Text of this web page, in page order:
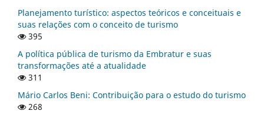
Planejamento turístico: aspectos teóricos e conceituais e
suas relações com o conceito de turismo
395
A política pública de turismo da Embratur e suas
transformações até a atualidade
311
Mário Carlos Beni: Contribuição para o estudo do turismo
268